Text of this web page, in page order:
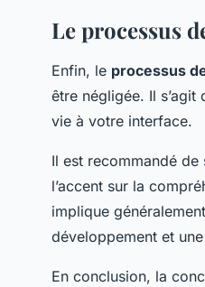
Le processus
Enfin, le processus
être négligée. Il
vie à votre interface.
Il est recommandé de
l’accent sur la
implique
développement et
En conclusion, la